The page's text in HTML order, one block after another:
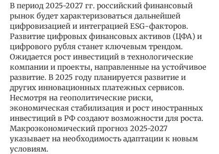
В период 2025-2027 гг. российский финансовый
рынок будет характеризоваться дальнейшей
цифровизацией и интеграцией ESG-факторов.
Развитие цифровых финансовых активов (ЦФА) и
цифрового рубля станет ключевым трендом.
Ожидается рост инвестиций в технологические
компании и проекты, направленные на устойчивое
развитие. В 2025 году планируется развитие и
других инновационных платежных сервисов.
Несмотря на геополитические риски,
экономическая стабилизация и рост иностранных
инвестиций в РФ создают возможности для роста.
Макроэкономический прогноз 2025-2027
указывает на необходимость адаптации к новым
условиям.